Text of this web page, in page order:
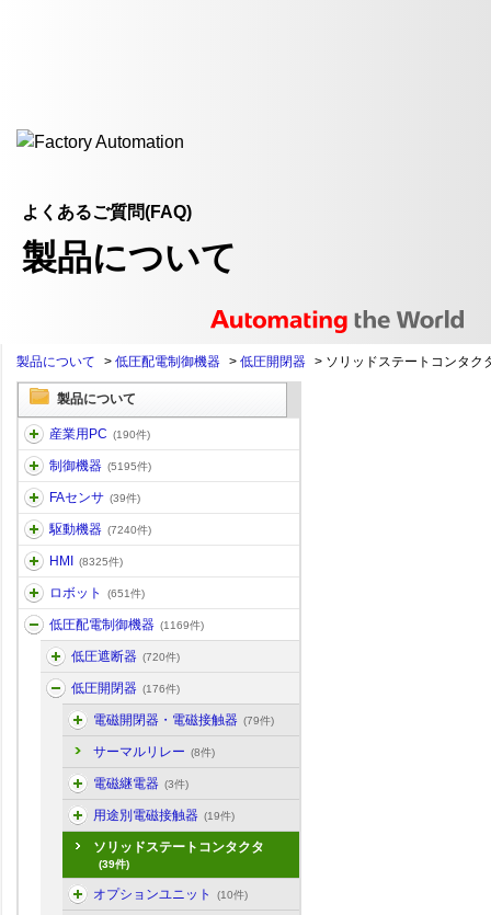
よくあるご質問(FAQ)
製品について
製品について > 低圧配電制御機器 > 低圧開閉器 > ソリッドステートコンタク
製品について
産業用PC (190件)
制御機器 (5195件)
FAセンサ (39件)
駆動機器 (7240件)
HMI (8325件)
ロボット (651件)
低圧配電制御機器 (1169件)
低圧遮断器 (720件)
低圧開閉器 (176件)
電磁開閉器・電磁接触器 (79件)
サーマルリレー (8件)
電磁継電器 (3件)
用途別電磁接触器 (19件)
ソリッドステートコンタクタ
(39件)
オプションユニット (10件)